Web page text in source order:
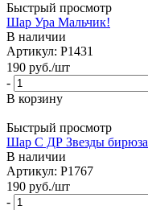
Быстрый просмотр
Шар Ура Мальчик!
В наличии
Артикул: Р1431
190 руб./шт
-
В корзину
Быстрый просмотр
Шар С ДР Звезды бирюза
В наличии
Артикул: Р1767
190 руб./шт
-